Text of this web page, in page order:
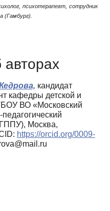
психотерапевт, сотрудник
кандидат
кафедры детской и
ВО «Московский
Москва,
https://orcid.org/0009-